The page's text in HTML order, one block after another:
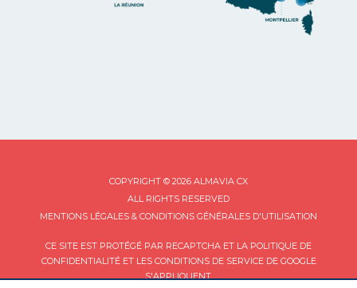
COPYRIGHT © 2026 ALMAVIA CX
ALL RIGHTS RESERVED
MENTIONS LÉGALES & CONDITIONS GÉNÉRALES D'UTILISATION
CE SITE EST PROTÉGÉ PAR RECAPTCHA ET LA POLITIQUE DE
CONFIDENTIALITÉET LES CONDITIONS DE SERVICEDE GOOGLE
S'APPLIQUENT.